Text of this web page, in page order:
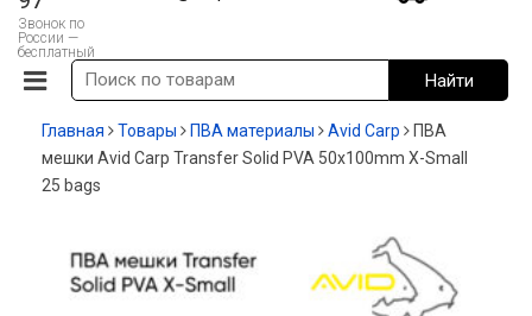
Звонок по
России —
бесплатный
Главная Товары ПВА материалы Avid Carp
ПВА
мешки Avid Carp Transfer Solid PVA 50х100mm X-Small
25 bags